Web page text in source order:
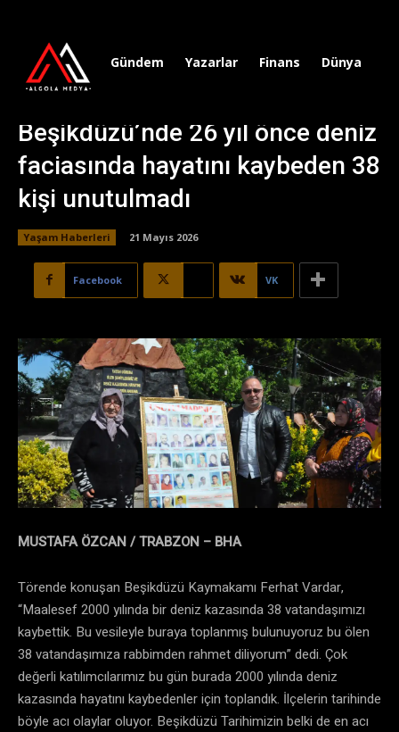
Gündem Yazarlar Finans Dünya
Beşikdüzü’nde 26 yıl önce deniz
faciasında hayatını kaybeden 38
kişi unutulmadı
Yaşam Haberleri 21 Mayıs 2026
Facebook VK
MUSTAFA ÖZCAN / TRABZON – BHA
Törende konuşan Beşikdüzü Kaymakamı Ferhat Vardar,
“Maalesef 2000 yılında bir deniz kazasında 38 vatandaşımızı
kaybettik. Bu vesileyle buraya toplanmış bulunuyoruz bu ölen
38 vatandaşımıza rabbimden rahmet diliyorum” dedi. Çok
değerli katılımcılarımız bu gün burada 2000 yılında deniz
kazasında hayatını kaybedenler için toplandık. İlçelerin tarihinde
böyle acı olaylar oluyor. Beşikdüzü Tarihimizin belki de en acı